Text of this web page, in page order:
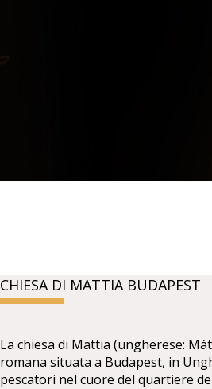
CHIESA DI MATTIA BUDAPEST
La chiesa di Mattia (ungherese:
romana situata a Budapest, in
pescatori nel cuore del quartiere